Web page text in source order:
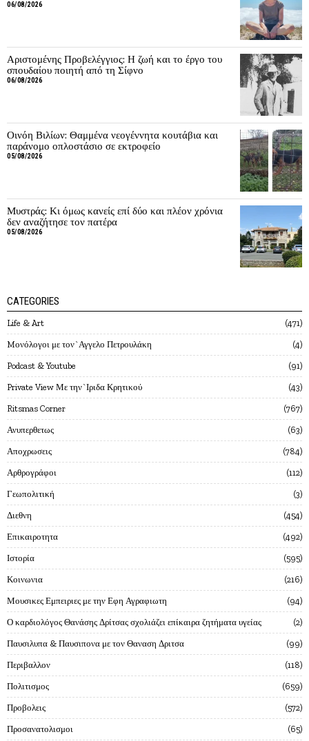
06/08/2026
Αριστομένης Προβελέγγιος: Η ζωή και το έργο του
σπουδαίου ποιητή από τη Σίφνο
06/08/2026
Οινόη Βιλίων: Θαμμένα νεογέννητα κουτάβια και
παράνομο οπλοστάσιο σε εκτροφείο
05/08/2026
Μυστράς: Κι όμως κανείς επί δύο και πλέον χρόνια
δεν αναζήτησε τον πατέρα
05/08/2026
CATEGORIES
Life & Art 471
Mονόλογοι με τον`Αγγελο Πετρουλάκη 4
Podcast & Youtube 91
Private View Με την`Ιριδα Κρητικού 43
Ritsmas Corner 767
Ανυπερθετως 63
Αποχρωσεις 784
Αρθρογράφοι 112
Γεωπολιτική 3
Διεθνη 454
Επικαιροτητα 492
Ιστορία 595
Κοινωνια 216
Μουσικες Εμπειριες με την Εφη Αγραφιωτη 94
Ο καρδιολόγος Θανάσης Δρίτσας σχολιάζει επίκαιρα ζητήματα υγείας 2
Παυσιλυπα & Παυσιπονα με τον Θαναση Δριτσα 99
Περιβαλλον 118
Πολιτισμος 659
Προβολεις 572
Προσανατολισμοι 65